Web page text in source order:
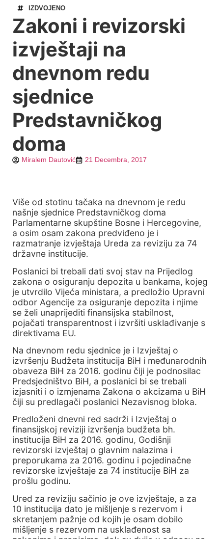
IZDVOJENO
Zakoni i revizorski
izvještaji na
dnevnom redu
sjednice
Predstavničkog
doma
Miralem Dautović 21 Decembra, 2017
Više od stotinu tačaka na dnevnom je redu
našnje sjednice Predstavničkog doma
Parlamentarne skupštine Bosne i Hercegovine,
a osim osam zakona predviđeno je i
razmatranje izvještaja Ureda za reviziju za 74
državne institucije.
Poslanici bi trebali dati svoj stav na Prijedlog
zakona o osiguranju depozita u bankama, kojeg
je utvrdilo Vijeća ministara, a predložio Upravni
odbor Agencije za osiguranje depozita i njime
se želi unaprijediti finansijska stabilnost,
pojačati transparentnost i izvršiti usklađivanje s
direktivama EU.
Na dnevnom redu sjednice je i Izvještaj o
izvršenju Budžeta institucija BiH i međunarodnih
obaveza BiH za 2016. godinu čiji je podnosilac
Predsjedništvo BiH, a poslanici bi se trebali
izjasniti i o izmjenama Zakona o akcizama u BiH
čiji su predlagači poslanici Nezavisnog bloka.
Predloženi dnevni red sadrži i Izvještaj o
finansijskoj reviziji izvršenja budžeta bh.
institucija BiH za 2016. godinu, Godišnji
revizorski izvještaj o glavnim nalazima i
preporukama za 2016. godinu i pojedinačne
revizorske izvještaje za 74 institucije BiH za
prošlu godinu.
Ured za reviziju sačinio je ove izvještaje, a za
10 institucija dato je mišljenje s rezervom i
skretanjem pažnje od kojih je osam dobilo
mišljenje s rezervom na usklađenost sa